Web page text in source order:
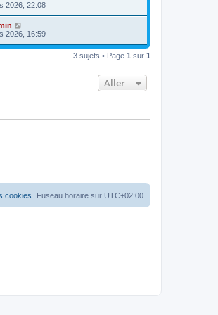
2026, 22:08
2026, 16:59
3 sujets • Page 1 sur 1
Aller
Fuseau horaire sur UTC+02:00
cookies